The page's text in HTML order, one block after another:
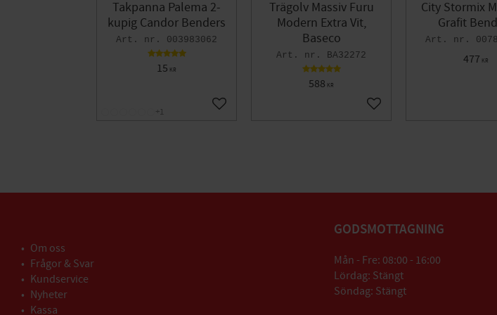
Takpanna Palema 2-
kupig Candor Benders
003983062
15 KR
Lägg till i favoriter
+1
Trägolv Massiv Furu
Modern Extra Vit,
Baseco
BA32272
588 KR
Lägg till i favoriter
City Stormix
Grafit
477 KR
Om oss
Frågor & Svar
Kundservice
Nyheter
Kassa
GODSMOTTAGNING
Mån - Fre: 08:00 - 16:00
Lördag: Stängt
Söndag: Stängt